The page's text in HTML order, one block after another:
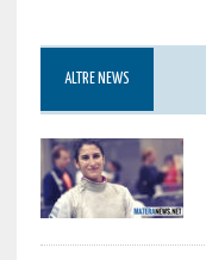
ALTRE NEWS